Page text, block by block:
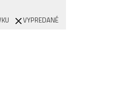
VYPREDANÉ